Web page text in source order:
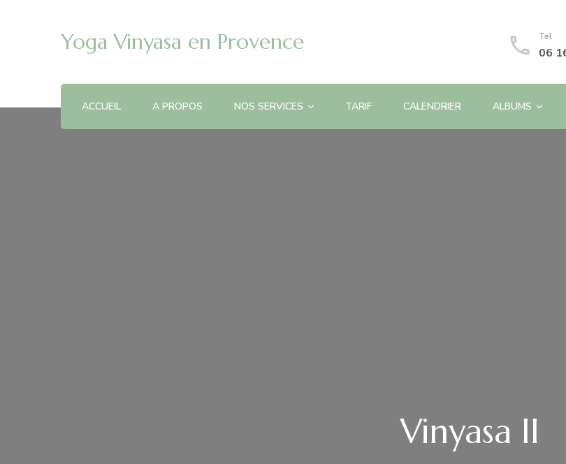
Yoga Vinyasa en Provence Tel
06
ACCUEIL A PROPOS NOS SERVICES TARIF CALENDRIER ALBUMS
Vinyasa II